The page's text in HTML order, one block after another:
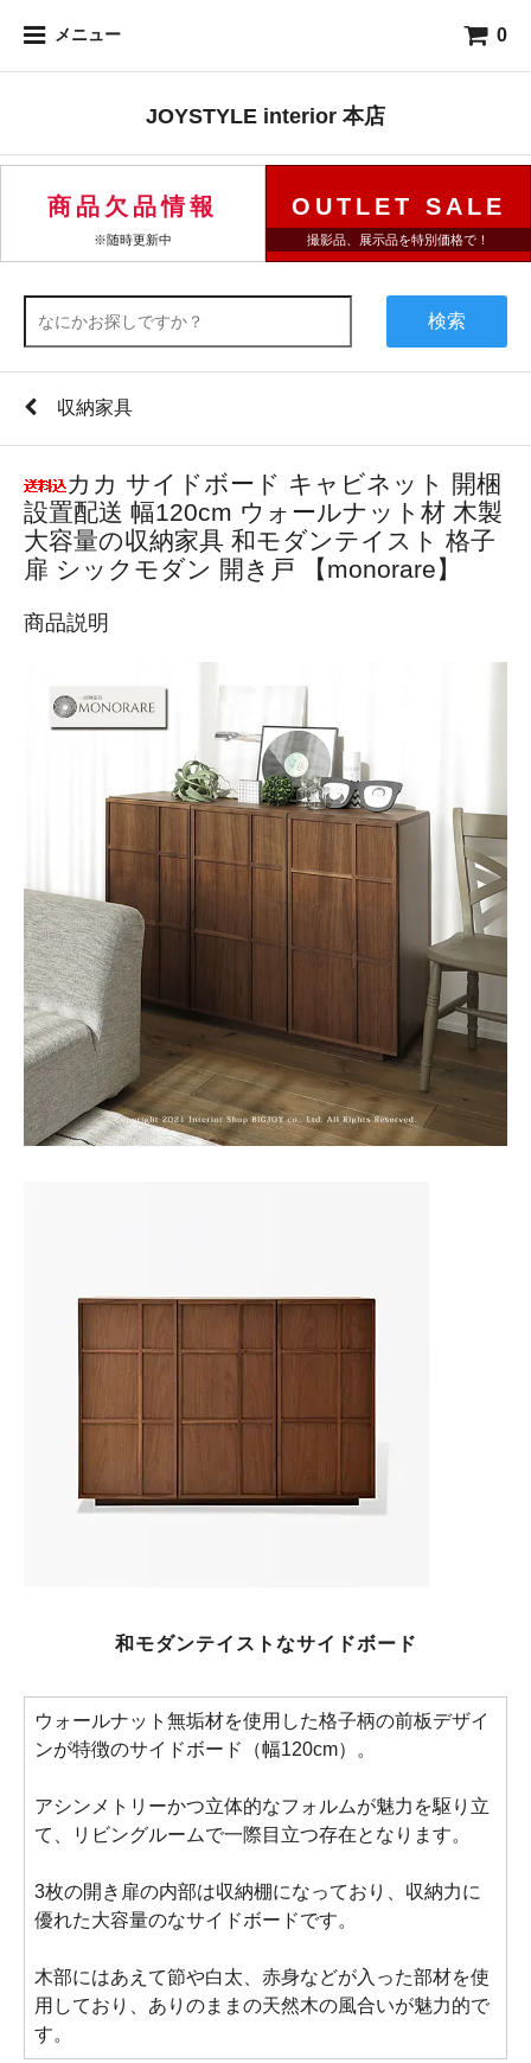
メニュー 0
JOYSTYLE interior 本店
商品欠品情報
※随時更新中
OUTLET SALE
撮影品、展示品を特別価格で！
検索
収納家具
カカ サイドボード キャビネット 開梱
設置配送 幅120cm ウォールナット材 木製
大容量の収納家具 和モダンテイスト 格子
扉 シックモダン 開き戸 【monorare】
商品説明
和モダンテイストなサイドボード
ウォールナット無垢材を使用した格子柄の前板デザイ
ンが特徴のサイドボード（幅120cm）。
アシンメトリーかつ立体的なフォルムが魅力を駆り立
て、リビングルームで一際目立つ存在となります。
3枚の開き扉の内部は収納棚になっており、収納力に
優れた大容量のなサイドボードです。
木部にはあえて節や白太、赤身などが入った部材を使
用しており、ありのままの天然木の風合いが魅力的で
す。